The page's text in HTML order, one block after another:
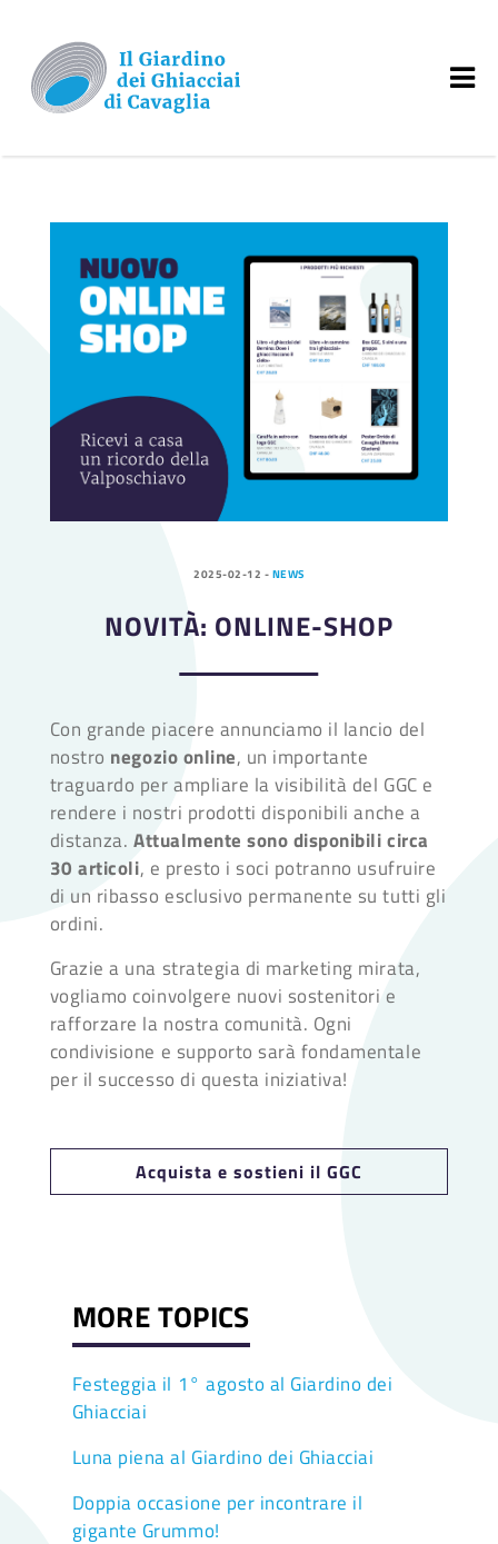
2025-02-12 - NEWS
NOVITÀ: ONLINE-SHOP
Con grande piacere annunciamo il lancio del
nostro negozio online, un importante
traguardo per ampliare la visibilità del GGC e
rendere i nostri prodotti disponibili anche a
distanza. Attualmente sono disponibili circa
30 articoli, e presto i soci potranno usufruire
di un ribasso esclusivo permanente su tutti gli
ordini.
Grazie a una strategia di marketing mirata,
vogliamo coinvolgere nuovi sostenitori e
rafforzare la nostra comunità. Ogni
condivisione e supporto sarà fondamentale
per il successo di questa iniziativa!
Acquista e sostieni il GGC
MORE TOPICS
Festeggia il 1° agosto al Giardino dei
Ghiacciai
Luna piena al Giardino dei Ghiacciai
Doppia occasione per incontrare il
gigante Grummo!